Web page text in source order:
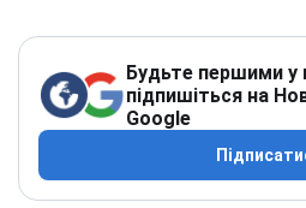
Будьте першими у
підпишіться на
Google